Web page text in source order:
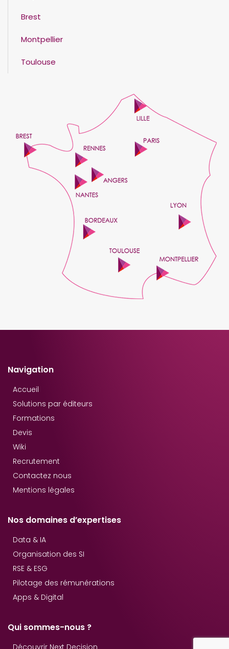
Brest
Montpellier
Toulouse
Navigation
Accueil
Solutions par éditeurs
Formations
Devis
Wiki
Recrutement
Contactez nous
Mentions légales
Nos domaines d’expertises
Data & IA
Organisation des SI
RSE & ESG
Pilotage des rémunérations
Apps & Digital
Qui sommes-nous ?
Découvrir Next Decision